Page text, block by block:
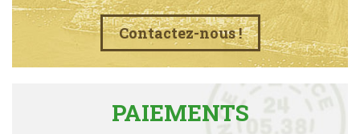
Contactez-nous !
PAIEMENTS